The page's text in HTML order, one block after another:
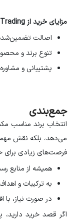
مزایای خرید از Eliwell Trading:
اصالت تضمین‌شده
تنوع برند و
پشتیبانی و
جمع‌بندی
انتخاب برند مناسب
می‌دهد، بلکه نقش
فرصت‌های زیادی برای
همیشه از منابع
به ترکیبات و
در صورت نیاز،
اگر قصد خرید دارید،